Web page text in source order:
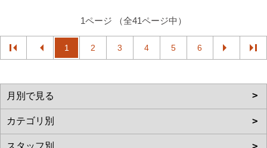
1ページ （全41ページ中）
1 2 3 4 5 6